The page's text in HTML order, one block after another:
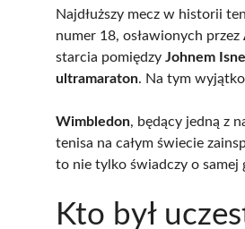
Najdłuższy mecz w historii
numer 18, osławionych przez
starcia pomiędzy Johnem
ultramaraton. Na tym
Wimbledon, będący jedną z
tenisa na całym świecie
to nie tylko świadczy o
Kto był